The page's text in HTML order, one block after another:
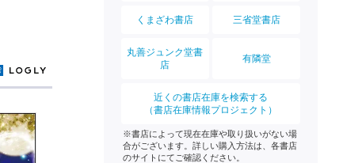
くまざわ書店 三省堂書店
丸善ジュンク堂書
店
有隣堂
近くの書店在庫を検索する
（書店在庫情報プロジェクト）
※書店によって現在在庫や取り扱いがない場
合がございます。詳しい購入方法は、各書店
のサイトにてご確認ください。